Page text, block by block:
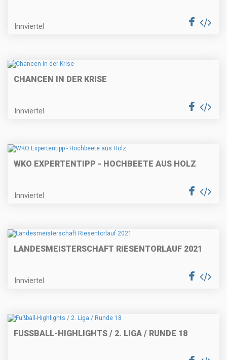
Innviertel
CHANCEN IN DER KRISE
Innviertel
WKO EXPERTENTIPP - HOCHBEETE AUS HOLZ
Innviertel
LANDESMEISTERSCHAFT RIESENTORLAUF 2021
Innviertel
FUSSBALL-HIGHLIGHTS / 2. LIGA / RUNDE 18